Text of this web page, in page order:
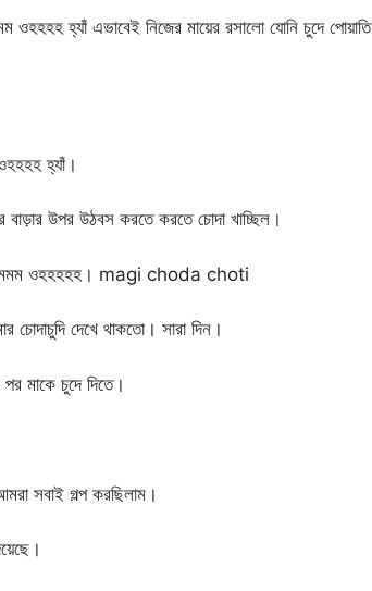
হ্যাঁ এভাবেই নিজের মায়ের রসালো যোনি চুদে পোয়াতি
হ্যাঁ।
বাড়ার উপর উঠবস করতে করতে চোদা খাচ্ছিল।
ওহহহহহ। magi choda choti
দেখে থাকতো। সারা দিন।
মাকে চুদে দিতে।
সবাই গল্প করছিলাম।